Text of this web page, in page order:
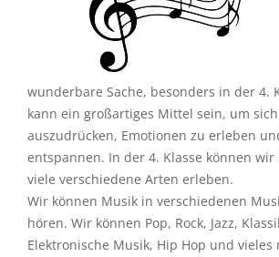
wunderbare Sache, besonders in der 4.
kann ein großartiges Mittel sein, um sich
auszudrücken, Emotionen zu erleben
entspannen. In der 4. Klasse können
viele verschiedene Arten erleben.
Wir können Musik in verschiedenen
hören. Wir können Pop, Rock, Jazz,
Elektronische Musik, Hip Hop und vieles